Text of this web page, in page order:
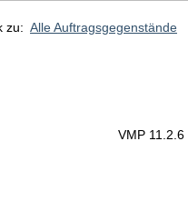
zu: Alle Auftragsgegenstände
VMP